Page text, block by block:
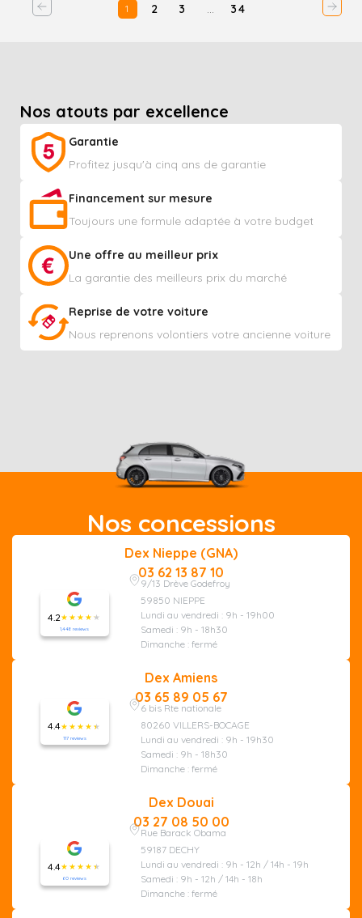
1 2 3 34
Nos atouts par excellence
Garantie
Profitez jusqu'à cinq ans de garantie
Financement sur mesure
Toujours une formule adaptée à votre budget
Une offre au meilleur prix
La garantie des meilleurs prix du marché
Reprise de votre voiture
Nous reprenons volontiers votre ancienne voiture
Nos concessions
Dex Nieppe (GNA)
03 62 13 87 10
4.2
1,448 reviews
9/13 Drève Godefroy
59850 NIEPPE
Lundi au vendredi : 9h - 19h00
Samedi : 9h - 18h30
Dimanche : fermé
Dex Amiens
03 65 89 05 67
4.4
117 reviews
6 bis Rte nationale
80260 VILLERS-BOCAGE
Lundi au vendredi : 9h - 19h30
Samedi : 9h - 18h30
Dimanche : fermé
Dex Douai
03 27 08 50 00
4.4
60 reviews
Rue Barack Obama
59187 DECHY
Lundi au vendredi : 9h - 12h / 14h - 19h
Samedi : 9h - 12h / 14h - 18h
Dimanche : fermé